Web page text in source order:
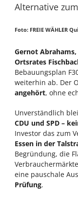
Alternative
Foto: FREIE WÄHLER
Gernot Abrahams,
Ortsrates
Bebauungsplan
weiterhin ab. Der
angehört, ohne
Unverständlich
CDU und SPD –
Investor das zum
Essen in der
Begründung, die
eine pauschale
Prüfung.